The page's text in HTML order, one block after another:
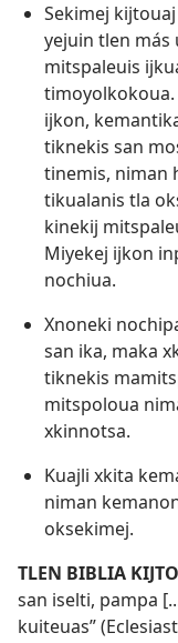
Sekimej
yejuin tlen más
mitspaleuis
timoyolkokoua.
ijkon,
tiknekis san
tinemis, niman
tikualanis tla
kinekij
Miyekej ijkon
nochiua.
Xnoneki
san ika, maka
tiknekis
mitspoloua
xkinnotsa.
Kuajli xkita
niman
oksekimej.
TLEN BIBLIA
san iselti, pampa
kuiteuas” (